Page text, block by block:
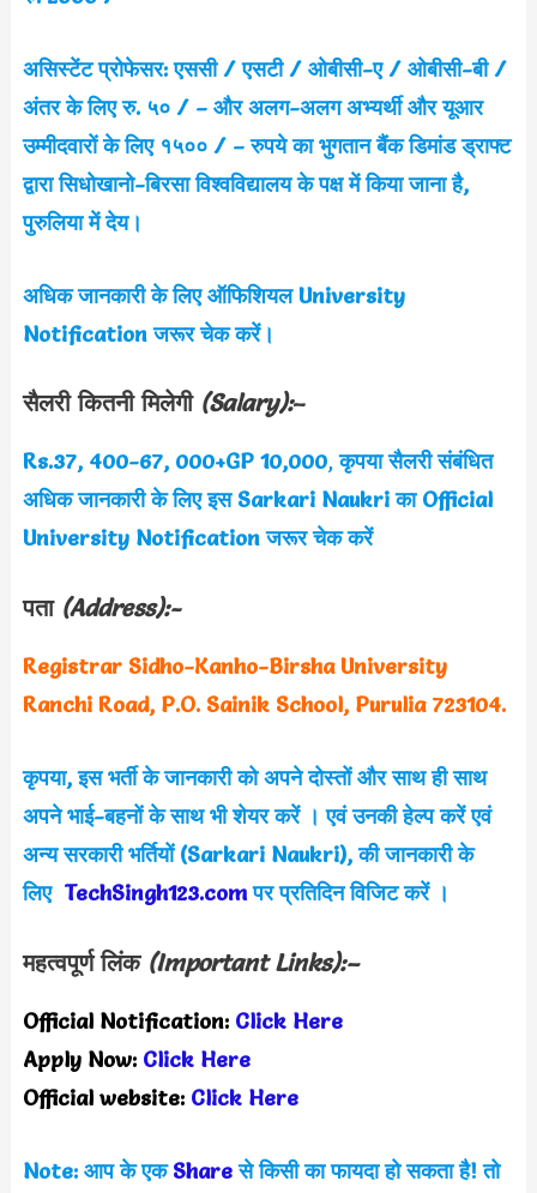
असिस्टेंट प्रोफेसर: एससी / एसटी / ओबीसी-ए / ओबीसी-बी /
अंतर के लिए रु. ५० / – और अलग-अलग अभ्यर्थी और यूआर
उम्मीदवारों के लिए १५०० / – रुपये का भुगतान बैंक डिमांड ड्राफ्ट
द्वारा सिधोखानो-बिरसा विश्वविद्यालय के पक्ष में किया जाना है,
पुरुलिया में देय।
अधिक जानकारी के लिए ऑफिशियल University
Notification जरूर चेक करें।
सैलरी कितनी मिलेगी (Salary):–
Rs.37, 400-67, 000+GP 10,000,कृपया सैलरी संबंधित
अधिक जानकारी के लिए इस Sarkari Naukri का Official
University Notification जरूर चेक करें
पता (Address):-
Registrar Sidho-Kanho-Birsha University
Ranchi Road, P.O. Sainik School, Purulia 723104.
कृपया, इस भर्ती के जानकारी को अपने दोस्तों और साथ ही साथ
अपने भाई-बहनों के साथ भी शेयर करें । एवं उनकी हेल्प करें एवं
अन्य सरकारी भर्तियों (Sarkari Naukri), की जानकारी के
लिए TechSingh123.comपर प्रतिदिन विजिट करें ।
महत्वपूर्ण लिंक (Important Links):–
Official Notification: Click Here
Apply Now: Click Here
Official website: Click Here
Note: आप के एकShareसे किसी का फायदा हो सकता है! तो